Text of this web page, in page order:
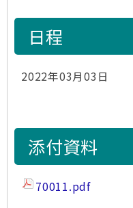
日程
2022年03月03日
添付資料
70011.pdf